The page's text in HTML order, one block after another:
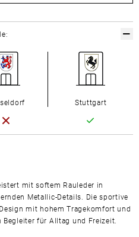
mit softem Rauleder in
Metallic-Details. Die sportive
mit hohem Tragekomfort und
für Alltag und Freizeit.
Stuttgart